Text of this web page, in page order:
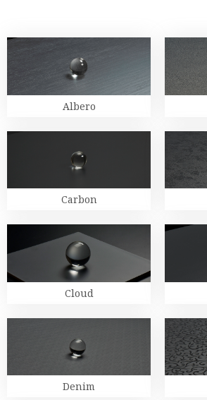
Albero
Carbon
Cloud
Denim